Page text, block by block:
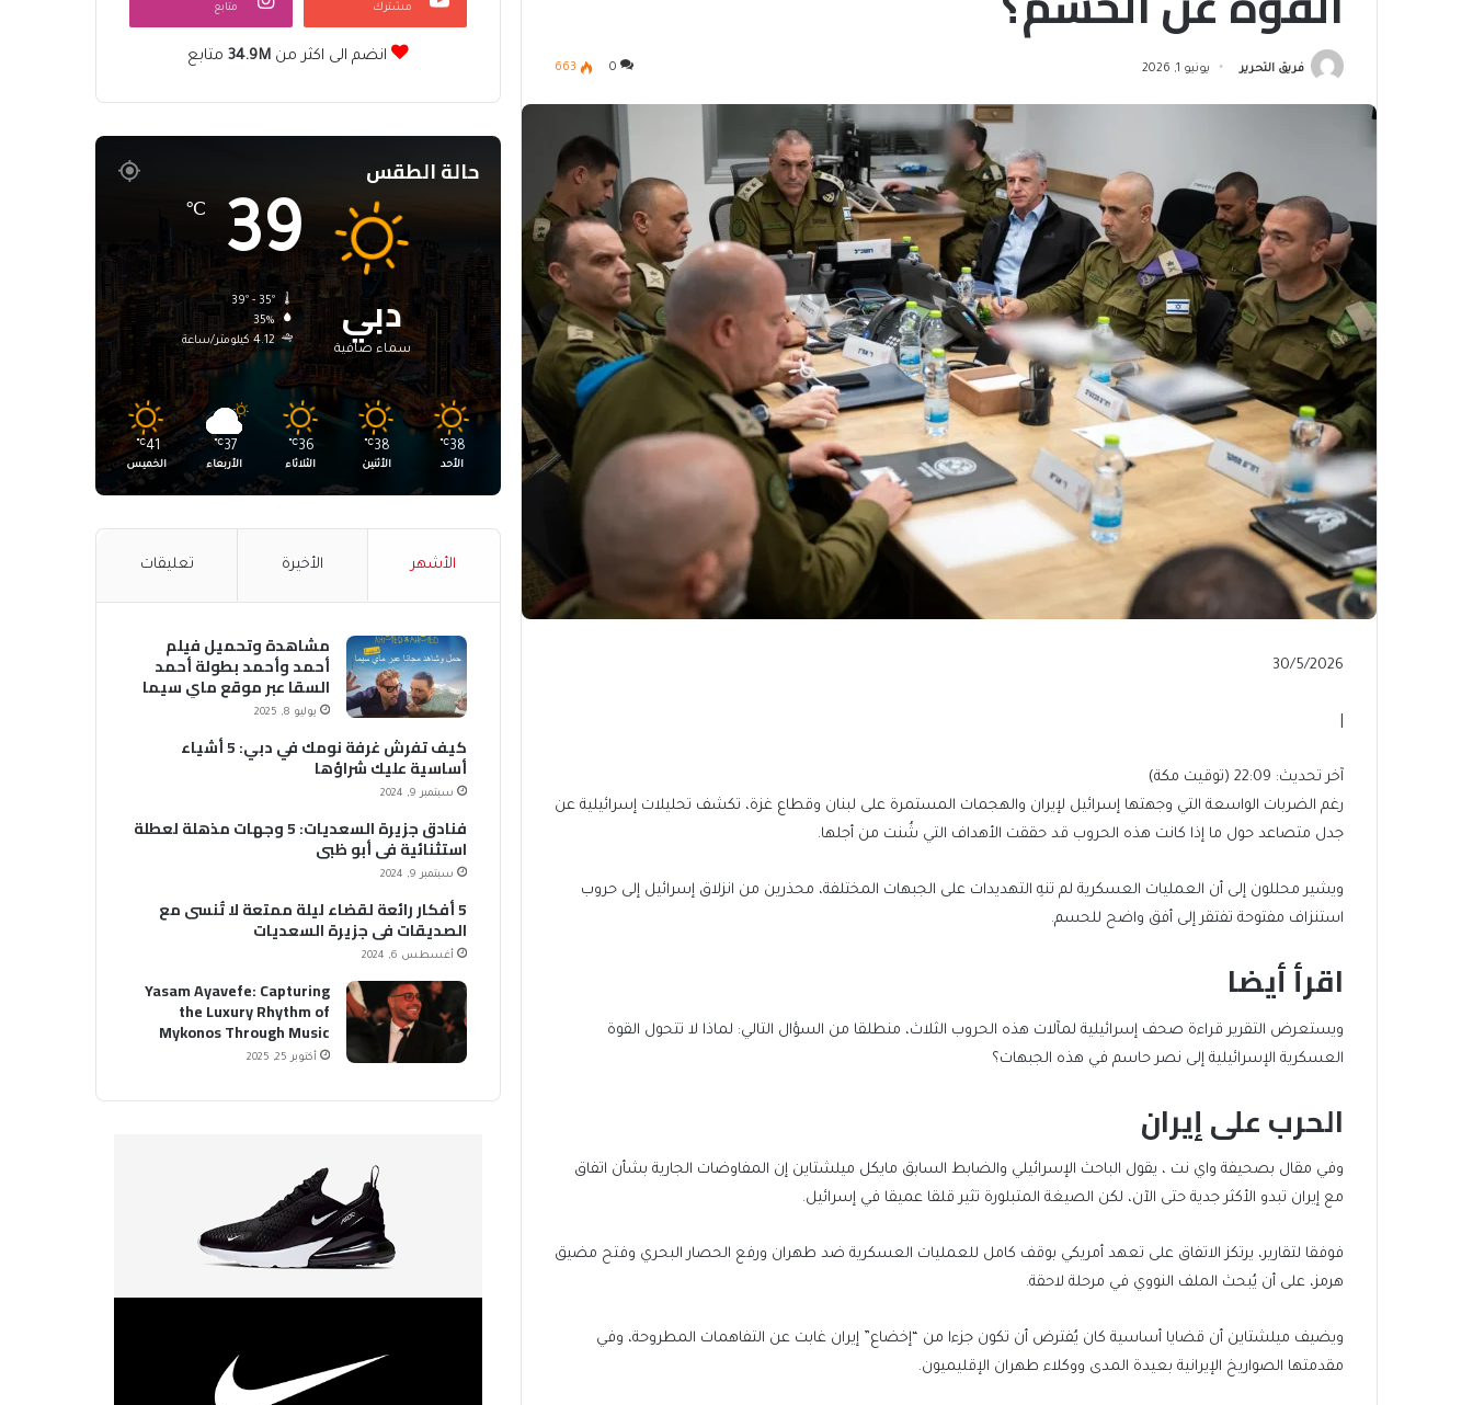
فريق التحرير يونيو 1, 2026 0
663
Published
30/5/2026
آخر
تحديث:
22:09
مكة)
آخر تحديث: 22:09 (توقيت مكة)
رغم الضربات الواسعة التي وجهتها إسرائيل لإيران والهجمات المستمرة على لبنان وقطاع غزة، تكشف تحليلات إسرائيلية عن
جدل متصاعد حول ما إذا كانت هذه الحروب قد حققت الأهداف التي شُنت من أجلها.
ويشير محللون إلى أن العمليات العسكرية لم تنهِ التهديدات على الجبهات المختلفة، محذرين من انزلاق إسرائيل إلى حروب
استنزاف مفتوحة تفتقر إلى أفق واضح للحسم.
اقرأ أيضا
list
of
items
end
of
ويستعرض التقرير قراءة صحف إسرائيلية لمآلات هذه الحروب الثلاث، منطلقا من السؤال التالي: لماذا لا تتحول القوة
العسكرية الإسرائيلية إلى نصر حاسم في هذه الجبهات؟
الحرب على إيران
وفي مقال بصحيفة واي نت ، يقول الباحث الإسرائيلي والضابط السابق مايكل ميلشتاين إن المفاوضات الجارية بشأن اتفاق
مع إيران تبدو الأكثر جدية حتى الآن، لكن الصيغة المتبلورة تثير قلقا عميقا في إسرائيل.
فوفقا لتقارير، يرتكز الاتفاق على تعهد أمريكي بوقف كامل للعمليات العسكرية ضد طهران ورفع الحصار البحري وفتح مضيق
هرمز، على أن يُبحث الملف النووي في مرحلة لاحقة.
ويضيف ميلشتاين أن قضايا أساسية كان يُفترض أن تكون جزءا من “إخضاع” إيران غابت عن التفاهمات المطروحة، وفي
مقدمتها الصواريخ الإيرانية بعيدة المدى ووكلاء طهران الإقليميون.
مشترك متابع
انضم الى اكثر من34.9M متابع
حالة الطقس
دبي
سماء صافية
39
℃
35%
4.12 كيلومتر/ساعة
38
℃
الأحد
38
℃
الأثنين
36
℃
الثلاثاء
37
℃
الأربعاء
41
℃
الخميس
الأشهر الأخيرة تعليقات
مشاهدة وتحميل فيلم
أحمد وأحمد بطولة أحمد
السقا عبر موقع ماي سيما
MyCima (وي سيما WeCima)
يوليو 8, 2025
كيف تفرش غرفة نومك في دبي: 5 أشياء
أساسية عليك شراؤها
سبتمبر 9, 2024
فنادق جزيرة السعديات: 5 وجهات مذهلة لعطلة
استثنائية في أبو ظبي
سبتمبر 9, 2024
5 أفكار رائعة لقضاء ليلة ممتعة لا تُنسى مع
الصديقات في جزيرة السعديات
أغسطس 6, 2024
Yasam Ayavefe: Capturing
the Luxury Rhythm of
Mykonos Through Music
أكتوبر 25, 2025